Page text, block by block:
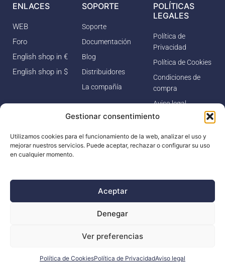
Gestionar consentimiento
Utilizamos cookies para el funcionamiento de la web, analizar el uso y
mejorar nuestros servicios. Puede aceptar, rechazar o configurar su uso
en cualquier momento.
Aceptar
Denegar
Ver preferencias
Política de CookiesPolítica de PrivacidadAviso legal
ENLACES
WEB
Foro
English shop in €
English shop in $
SOPORTE
Soporte
Documentación
Blog
Distribuidores
La compañía
POLÍTICAS
LEGALES
Política de
Privacidad
Política de Cookies
Condiciones de
compra
Aviso legal
Los precios incluyen
IVA para compras
dentro de la UE.Para
descontará
finalizar la compra.
país.